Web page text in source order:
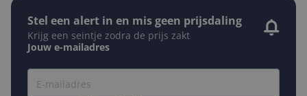
Stel een alert in en mis geen prijsdaling
Krijg een seintje zodra de prijs zakt
Jouw e-mailadres